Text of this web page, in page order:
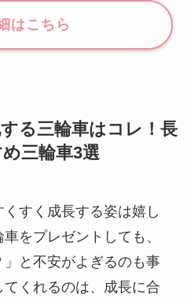
はこちら
る三輪車はコレ！長
三輪車3選
すく成長する姿は嬉し
をプレゼントしても、
と不安がよぎるのも事
くれるのは、成長に合